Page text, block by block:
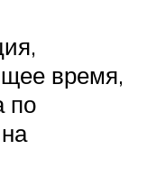
время,
по